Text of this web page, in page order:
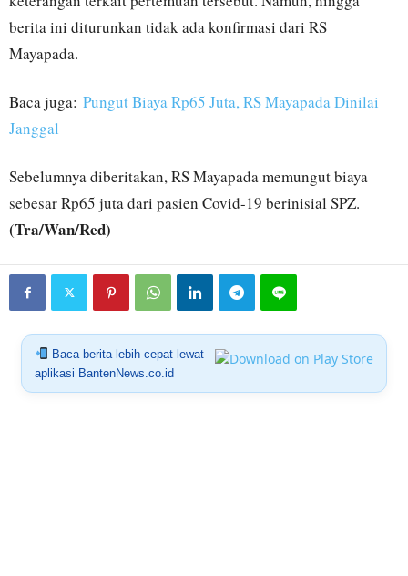
berita ini diturunkan tidak ada konfirmasi dari RS
Mayapada.
Baca juga: Pungut Biaya Rp65 Juta, RS Mayapada Dinilai
Janggal
Sebelumnya diberitakan, RS Mayapada memungut biaya
sebesar Rp65 juta dari pasien Covid-19 berinisial SPZ.
(Tra/Wan/Red)
Baca berita lebih cepat lewat
aplikasi BantenNews.co.id